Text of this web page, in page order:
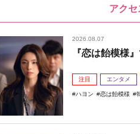
アク
2026.08.07
『恋は飴模様
注目 エンタメ
ハヨン 恋は飴模様